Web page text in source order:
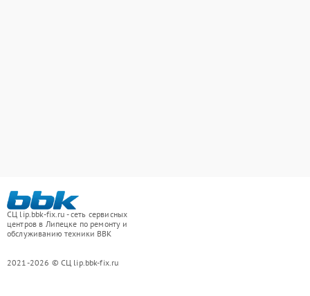
СЦ lip.bbk-fix.ru - сеть сервисных
центров в Липецке по ремонту и
обслуживанию техники BBK
2021-2026 © СЦ lip.bbk-fix.ru